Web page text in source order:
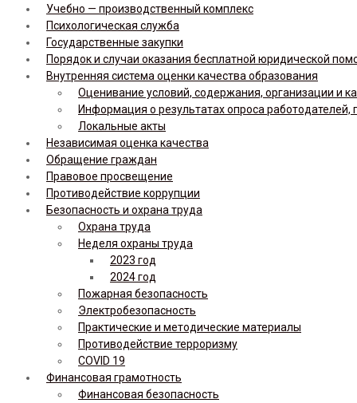
Учебно — производственный комплекс
Психологическая служба
Государственные закупки
Порядок и случаи оказания бесплатной юридической
Внутренняя система оценки качества образования
Оценивание условий, содержания, организации и
Информация о результатах опроса
Локальные акты
Независимая оценка качества
Обращение граждан
Правовое просвещение
Противодействие коррупции
Безопасность и охрана труда
Охрана труда
Неделя охраны труда
2023 год
2024 год
Пожарная безопасность
Электробезопасность
Практические и методические материалы
Противодействие терроризму
COVID 19
Финансовая грамотность
Финансовая безопасность